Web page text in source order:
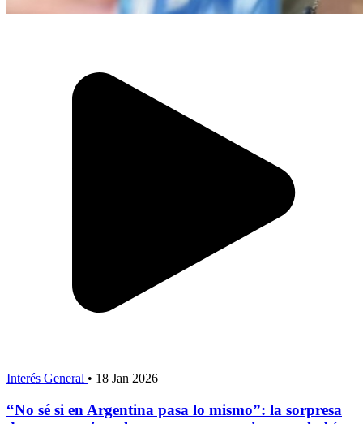
Interés General • 18 Jan 2026
“No sé si en Argentina pasa lo mismo”: la sorpresa